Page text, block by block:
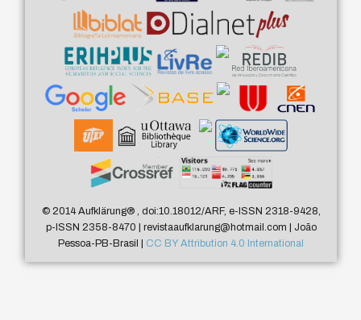
© 2014 Aufklärung®, doi:10.18012/ARF, e-ISSN 2318-9428,
p-ISSN 2358-8470 | revistaaufklarung@hotmail.com | João
Pessoa-PB-Brasil | CC BY Attribution 4.0 International